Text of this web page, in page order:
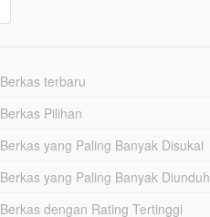
Berkas terbaru
Berkas Pilihan
Berkas yang Paling Banyak Disukai
Berkas yang Paling Banyak Diunduh
Berkas dengan Rating Tertinggi